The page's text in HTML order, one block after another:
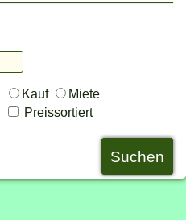
Kauf
Miete
Preissortiert